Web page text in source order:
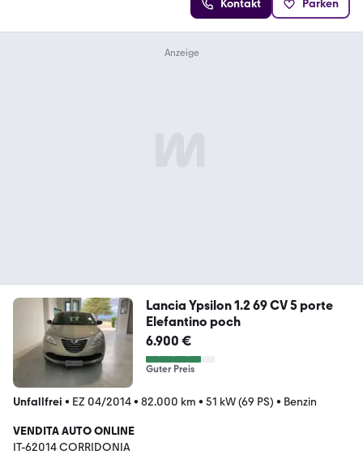
Kontakt Parken
Lancia Ypsilon 1.2 69 CV 5 porte
Elefantino poch
6.900 €
Guter Preis
Unfallfrei • EZ 04/2014• 82.000 km • 51 kW (69 PS) • Benzin
VENDITA AUTO ONLINE
IT-62014 CORRIDONIA